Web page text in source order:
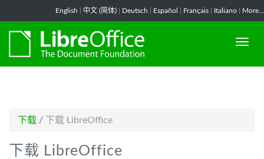
English 中文 (简体) Deutsch Español Français Italiano More...
下载 / 下载 LibreOffice
下载 LibreOffice